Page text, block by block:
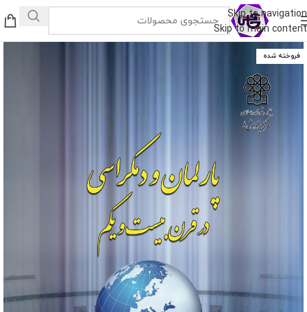
Skip to navigation
Skip to main content
فروخته شده